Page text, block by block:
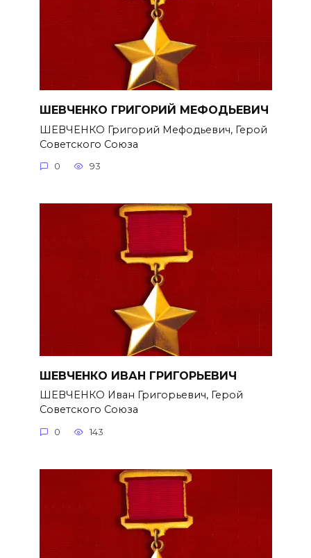
ШЕВЧЕНКО ГРИГОРИЙ МЕФОДЬЕВИЧ
ШЕВЧЕНКО Григорий Мефодьевич, Герой
Советского Союза
0 93
ШЕВЧЕНКО ИВАН ГРИГОРЬЕВИЧ
ШЕВЧЕНКО Иван Григорьевич, Герой
Советского Союза
0 143